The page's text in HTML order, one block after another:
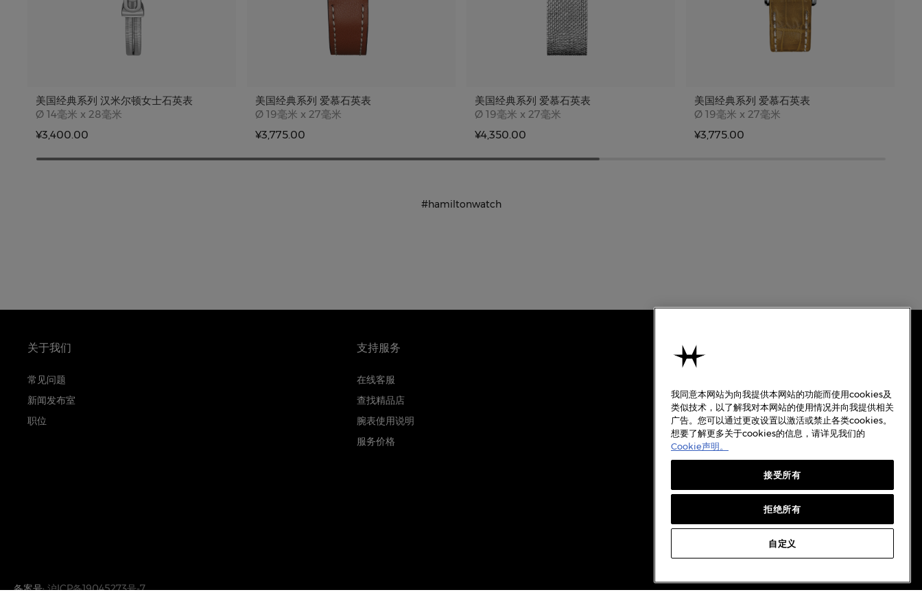
美国经典系列 汉米尔顿女士石英表
Ø Case size
14毫米 x 28毫米
¥3,400.00
美国经典系列 爱慕石英表
Ø Case size
19毫米 x 27毫米
¥3,775.00
美国经典系列 爱慕石英表
Ø Case size
19毫米 x 27毫米
¥4,350.00
美国经典系列 爱慕石英表
Ø Case size
19毫米 x 27毫米
¥3,775.00
#hamiltonwatch
关于我们
常见问题
新闻发布室
职位
支持服务
在线客服
查找精品店
腕表使用说明
服务价格
使用条款
使用条款
隐私政策
Cookie政策
质保
备案号:沪ICP备19045273号-7
我同意本网站为向我提供本网站的功能而使用cookies及
类似技术，以了解我对本网站的使用情况并向我提供相关
广告。您可以通过更改设置以激活或禁止各类cookies。
想要了解更多关于cookies的信息，请详见我们的
Cookie声明。
接受所有
拒绝所有
自定义